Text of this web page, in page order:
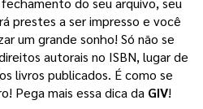
prestes a ser impresso e você
um grande sonho! Só não se
autorais no ISBN, lugar de
livros publicados. É como se
Pega mais essa dica da GIV!